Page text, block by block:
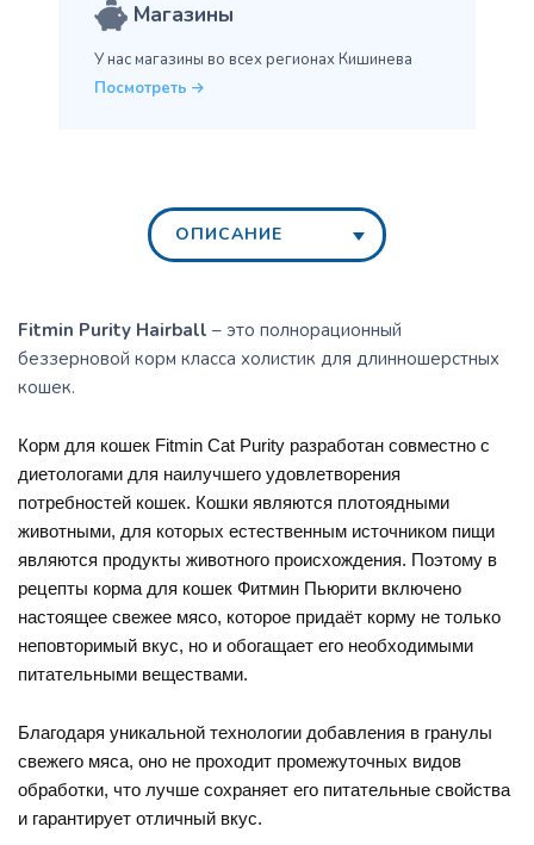
Магазины
У нас магазины во всех регионах Кишинева
Посмотреть
ОПИСАНИЕ
Fitmin Purity Hairball – это полнорационный
беззерновой корм класса холистик для длинношерстных
кошек.
Корм для кошек Fitmin Cat Purity разработан совместно с
диетологами для наилучшего удовлетворения
потребностей кошек. Кошки являются плотоядными
животными, для которых естественным источником пищи
являются продукты животного происхождения. Поэтому в
рецепты корма для кошек Фитмин Пьюрити включено
настоящее свежее мясо, которое придаёт корму не только
неповторимый вкус, но и обогащает его необходимыми
питательными веществами.
Благодаря уникальной технологии добавления в гранулы
свежего мяса, оно не проходит промежуточных видов
обработки, что лучше сохраняет его питательные свойства
и гарантирует отличный вкус.